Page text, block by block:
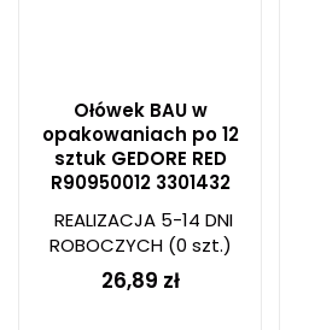
Ołówek BAU w
opakowaniach po 12
sztuk GEDORE RED
R90950012 3301432
REALIZACJA 5-14 DNI
ROBOCZYCH(0 szt.)
26,89 zł